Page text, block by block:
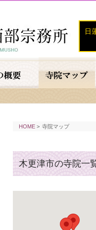
日
HOME > 寺院マップ
木更津市の寺院一